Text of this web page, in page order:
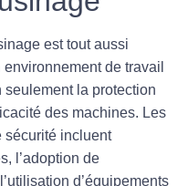
est tout aussi
de travail
la protection
des machines. Les
sécurité incluent
l’adoption de
d’équipements